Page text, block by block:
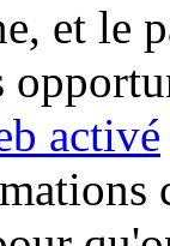
et le
activé